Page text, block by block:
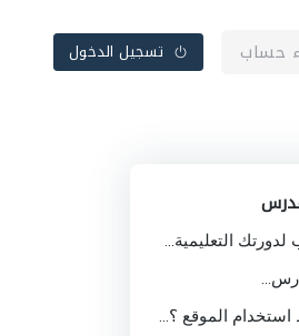
حساب تسجيل الدخول
التعليمية...
الموقع ؟...